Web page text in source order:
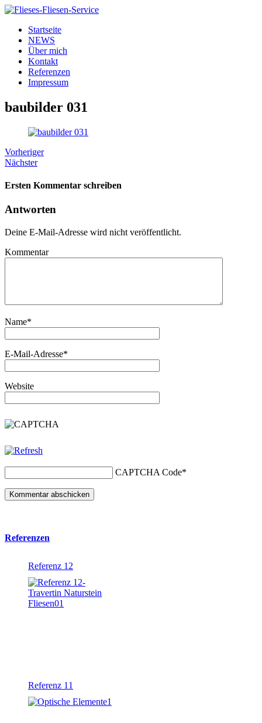
Startseite
NEWS
Über mich
Kontakt
Referenzen
Impressum
baubilder 031
Vorheriger
Nächster
Ersten Kommentar schreiben
Antworten
Deine E-Mail-Adresse wird nicht veröffentlicht.
Kommentar
Name*
E-Mail-Adresse*
Website
CAPTCHA Code*
Referenzen
Referenz 12
Referenz 11